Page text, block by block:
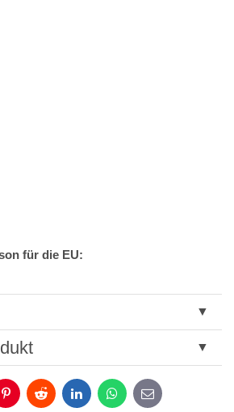
für die EU:
PinterestReddit LinkedInWhatsApp
E-
mail